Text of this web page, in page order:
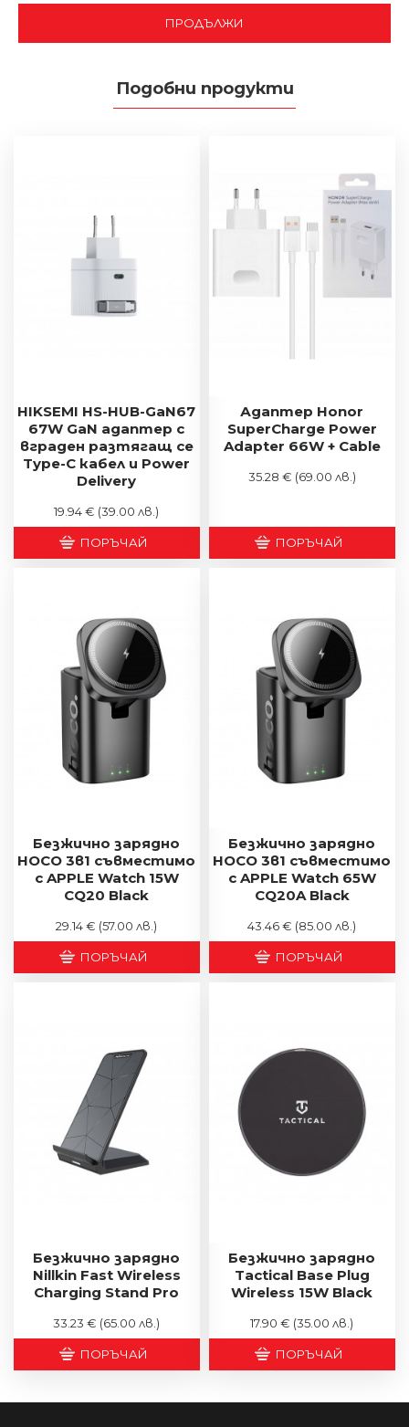
ПРОДЪЛЖИ
Подобни продукти
HIKSEMI HS-HUB-GaN67
67W GaN адаптер с
вграден разтягащ се
Type-C кабел и Power
Delivery
19.94 € (39.00 лв.)
ПОРЪЧАЙ
Адаптер Honor
SuperCharge Power
Adapter 66W + Cable
35.28 € (69.00 лв.)
ПОРЪЧАЙ
Безжично зарядно
HOCO 3в1 съвместимо
с APPLE Watch 15W
CQ20 Black
29.14 € (57.00 лв.)
ПОРЪЧАЙ
Безжично зарядно
HOCO 3в1 съвместимо
с APPLE Watch 65W
CQ20A Black
43.46 € (85.00 лв.)
ПОРЪЧАЙ
Безжично зарядно
Nillkin Fast Wireless
Charging Stand Pro
33.23 € (65.00 лв.)
ПОРЪЧАЙ
Безжично зарядно
Tactical Base Plug
Wireless 15W Black
17.90 € (35.00 лв.)
ПОРЪЧАЙ